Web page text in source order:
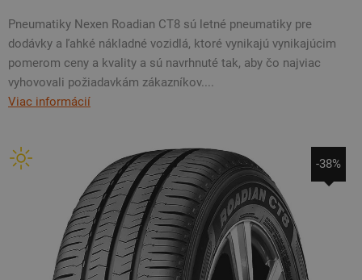
Pneumatiky Nexen Roadian CT8 sú letné pneumatiky pre
dodávky a ľahké nákladné vozidlá, ktoré vynikajú vynikajúcim
pomerom ceny a kvality a sú navrhnuté tak, aby čo najviac
vyhovovali požiadavkám zákazníkov....
Viac informácií
-38%